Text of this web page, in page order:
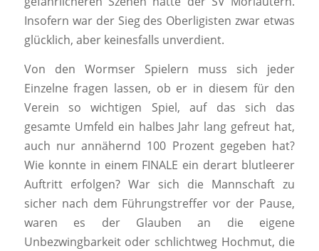
Insofern war der Sieg des Oberligisten zwar etwas
glücklich, aber keinesfalls unverdient.
Von den Wormser Spielern muss sich jeder
Einzelne fragen lassen, ob er in diesem für den
Verein so wichtigen Spiel, auf das sich das
gesamte Umfeld ein halbes Jahr lang gefreut hat,
auch nur annähernd 100 Prozent gegeben hat?
Wie konnte in einem FINALE ein derart blutleerer
Auftritt erfolgen? War sich die Mannschaft zu
sicher nach dem Führungstreffer vor der Pause,
waren es der Glauben an die eigene
Unbezwingbarkeit oder schlichtweg Hochmut, die